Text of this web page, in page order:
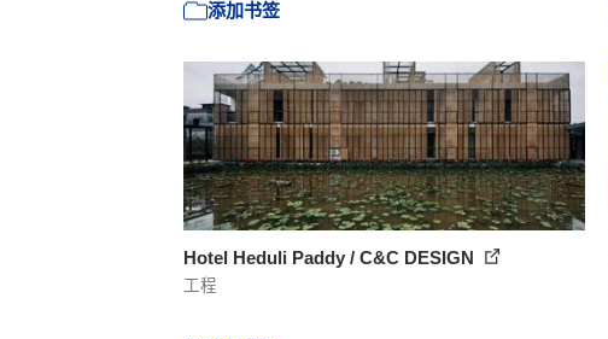
添加书签
Hotel Heduli Paddy / C&C DESIGN
工程